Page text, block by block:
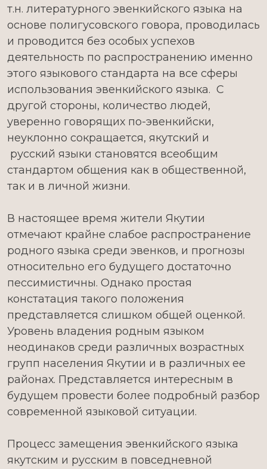
т.н. литературного эвенкийского языка на
основе полигусовского говора, проводилась
и проводится без особых успехов
деятельность по распространению именно
этого языкового стандарта на все сферы
использования эвенкийского языка. С
другой стороны, количество людей,
уверенно говорящих по-эвенкийски,
неуклонно сокращается, якутский и
русский языки становятся всеобщим
стандартом общения как в общественной,
так и в личной жизни.
В настоящее время жители Якутии
отмечают крайне слабое распространение
родного языка среди эвенков, и прогнозы
относительно его будущего достаточно
пессимистичны. Однако простая
констатация такого положения
представляется слишком общей оценкой.
Уровень владения родным языком
неодинаков среди различных возрастных
групп населения Якутии и в различных ее
районах. Представляется интересным в
будущем провести более подробный разбор
современной языковой ситуации.
Процесс замещения эвенкийского языка
якутским и русским в повседневной